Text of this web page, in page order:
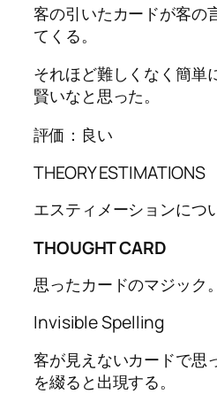
客の引いたカードが客の
てくる。
それほど難しくなく簡単
賢いなと思った。
評価：良い
THEORY ESTIMATIONS
エスティメーションにつ
THOUGHT CARD
思ったカードのマジック。
Invisible Spelling
客が見えないカードで思
を綴ると出現する。